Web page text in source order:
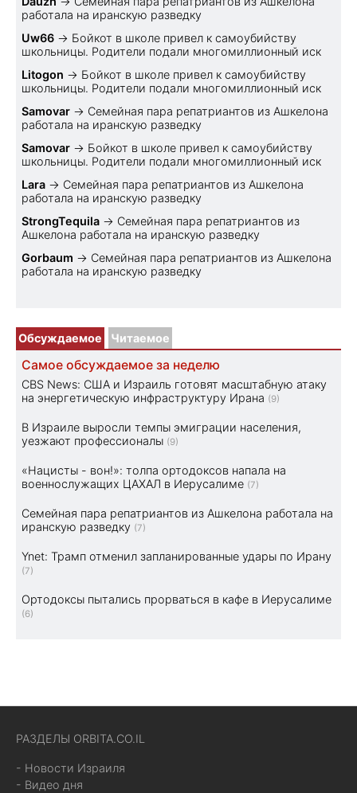
работала на иранскую разведку
Uw66 → Бойкот в школе привел к самоубийству
школьницы. Родители подали многомиллионный иск
Litogon → Бойкот в школе привел к самоубийству
школьницы. Родители подали многомиллионный иск
Samovar → Семейная пара репатриантов из Ашкелона
работала на иранскую разведку
Samovar → Бойкот в школе привел к самоубийству
школьницы. Родители подали многомиллионный иск
Lara → Семейная пара репатриантов из Ашкелона
работала на иранскую разведку
StrongTequila → Семейная пара репатриантов из
Ашкелона работала на иранскую разведку
Gorbaum → Семейная пара репатриантов из Ашкелона
работала на иранскую разведку
Обсуждаемое Читаемое
Самое обсуждаемое за неделю
CBS News: США и Израиль готовят масштабную атаку
на энергетическую инфраструктуру Ирана (9)
В Израиле выросли темпы эмиграции населения,
уезжают профессионалы (9)
«Нацисты - вон!»: толпа ортодоксов напала на
военнослужащих ЦАХАЛ в Иерусалиме (7)
Семейная пара репатриантов из Ашкелона работала на
иранскую разведку (7)
Ynet: Трамп отменил запланированные удары по Ирану
(7)
Ортодоксы пытались прорваться в кафе в Иерусалиме
(6)
РАЗДЕЛЫ ORBITA.CO.IL
- Новости Израиля
- Видео дня